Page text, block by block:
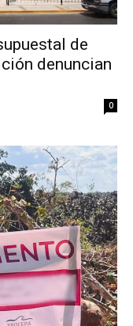
de
denuncian
0